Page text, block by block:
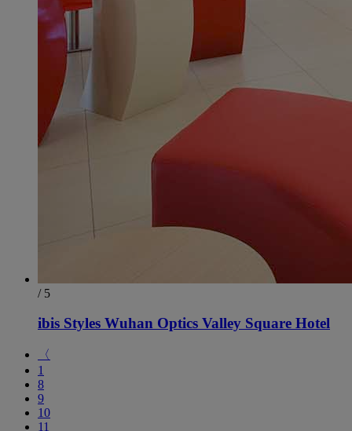
/ 5
ibis Styles Wuhan Optics Valley Square Hotel
〈
1
8
9
10
11